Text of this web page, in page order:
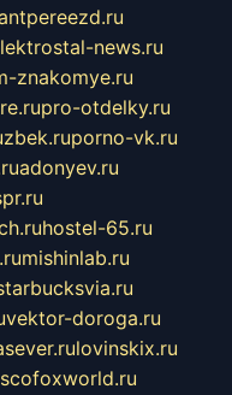
news.ru
znakomye.ru
pro-otdelky.ru
porno-vk.ru
adonyev.ru
hostel-65.ru
mishinlab.ru
vektor-doroga.ru
lovinskix.ru